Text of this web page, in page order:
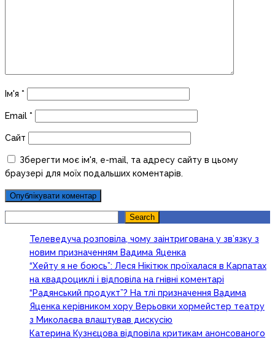
Ім'я *
Email *
Сайт
Зберегти моє ім'я, e-mail, та адресу сайту в цьому
браузері для моїх подальших коментарів.
Search
Телеведуча розповіла, чому заінтригована у зв’язку з
новим призначенням Вадима Яценка
“Хейту я не боюсь”: Леся Нікітюк проїхалася в Карпатах
на квадроциклі і відповіла на гнівні коментарі
“Радянський продукт”? На тлі призначення Вадима
Яценка керівником хору Верьовки хормейстер театру
з Миколаєва влаштував дискусію
Катерина Кузнєцова відповіла критикам анонсованого